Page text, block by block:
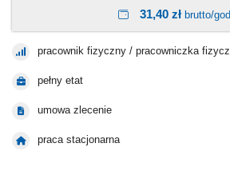
31,40 zł brutto/
pracownik fizyczny / pracowniczka
pełny etat
umowa zlecenie
praca stacjonarna